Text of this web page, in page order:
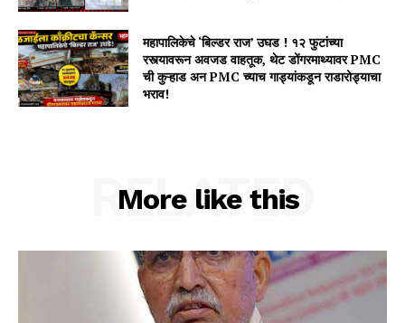
महापालिकेचे ‘बिल्डर राज’ उघड ! १२ फुटांच्या
रस्त्यावरून अवजड वाहतूक, थेट डोंगरमाथ्यावर PMC
ची कुऱ्हाड अन PMC च्याच गाड्यांकडून राडारोड्याचा
भराव!
More like this
RELATED